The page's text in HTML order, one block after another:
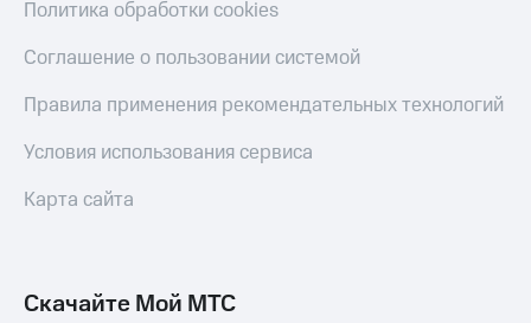
Политика обработки cookies
Соглашение о пользовании системой
Правила применения рекомендательных технологий
Условия использования сервиса
Карта сайта
Скачайте Мой МТС